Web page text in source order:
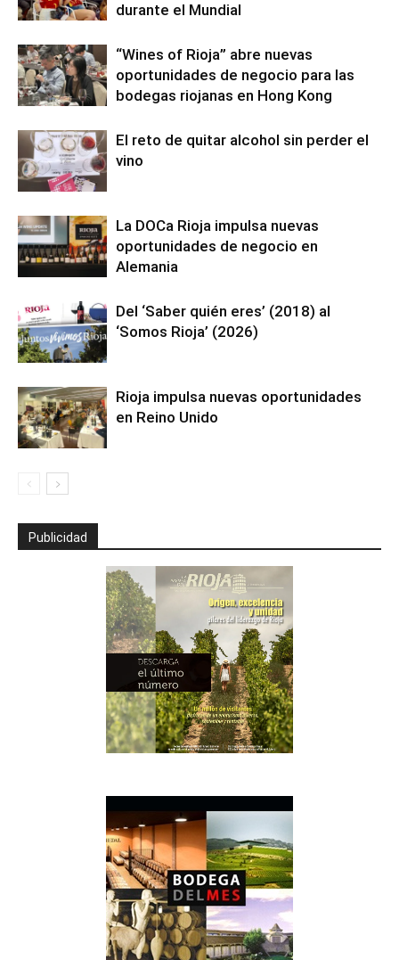
durante el Mundial
“Wines of Rioja” abre nuevas
oportunidades de negocio para las
bodegas riojanas en Hong Kong
El reto de quitar alcohol sin perder el
vino
La DOCa Rioja impulsa nuevas
oportunidades de negocio en
Alemania
Del ‘Saber quién eres’ (2018) al
‘Somos Rioja’ (2026)
Rioja impulsa nuevas oportunidades
en Reino Unido
Publicidad